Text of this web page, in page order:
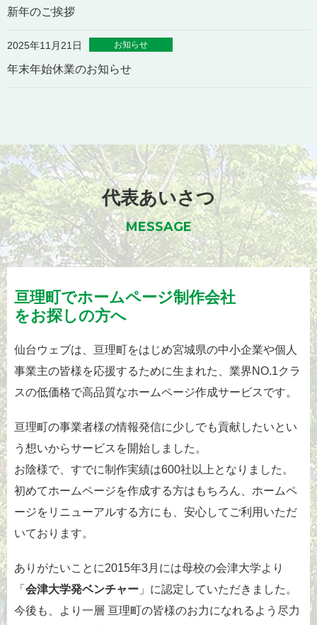
新年のご挨拶
2025年11月21日 お知らせ
年末年始休業のお知らせ
代表あいさつ
MESSAGE
亘理町でホームページ制作会社
をお探しの方へ
仙台ウェブは、亘理町をはじめ宮城県の中小企業や個人
事業主の皆様を応援するために生まれた、業界NO.1クラ
スの低価格で高品質なホームページ作成サービスです。
亘理町の事業者様の情報発信に少しでも貢献したいとい
う想いからサービスを開始しました。
お陰様で、すでに制作実績は600社以上となりました。
初めてホームページを作成する方はもちろん、ホームペ
ージをリニューアルする方にも、安心してご利用いただ
いております。
ありがたいことに2015年3月には母校の会津大学より
「 会津大学発ベンチャー 」に認定していただきました。
今後も、より一層 亘理町の皆様のお力になれるよう尽力